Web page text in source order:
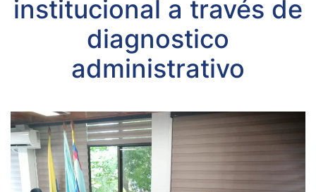
institucional a través de
diagnostico
administrativo